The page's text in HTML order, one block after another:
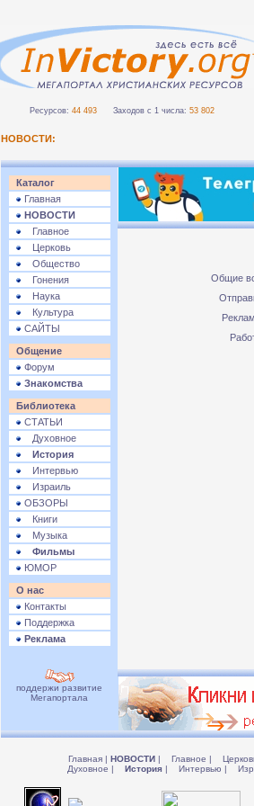
Ресурсов: 44 493 Заходов с 1 числа: 53 802
НОВОСТИ:
Каталог
Главная
НОВОСТИ
Главное
Церковь
Общество
Гонения
Наука
Культура
САЙТЫ
Общение
Форум
Знакомства
Библиотека
СТАТЬИ
Духовное
История
Интервью
Израиль
ОБЗОРЫ
Книги
Музыка
Фильмы
ЮМОР
О нас
Контакты
Поддержка
Реклама
Общие
поддержи развитие
Мегапортала
Главная | НОВОСТИ | Главное |
Духовное | История | Интервью |